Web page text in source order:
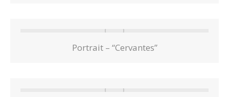
Portrait – “Cervantes”